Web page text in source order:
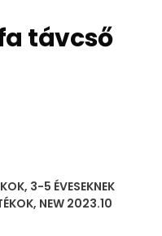
távcső
, 3-5 ÉVESEKNEK
, NEW 2023.10